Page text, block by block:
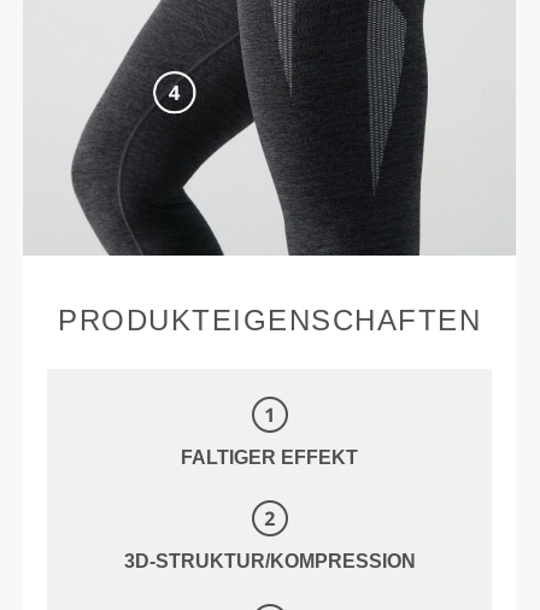
PRODUKTEIGENSCHAFTEN
FALTIGER EFFEKT
3D-STRUKTUR/KOMPRESSION